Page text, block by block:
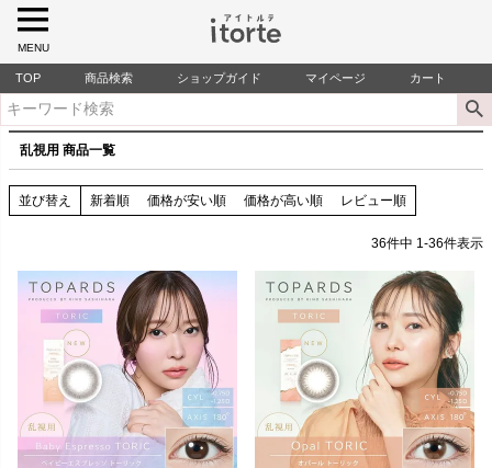
MENU
TOP 商品検索 ショップガイド マイページ カート
乱視用 商品一覧
並び替え 新着順 価格が安い順 価格が高い順 レビュー順
36件中 1 -36件表示